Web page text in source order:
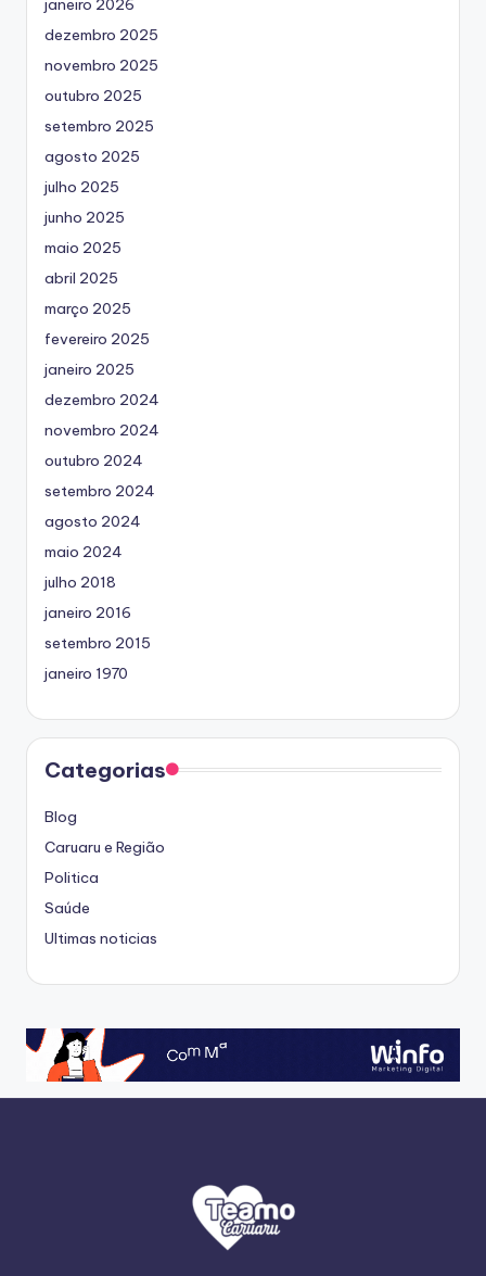
janeiro 2026
dezembro 2025
novembro 2025
outubro 2025
setembro 2025
agosto 2025
julho 2025
junho 2025
maio 2025
abril 2025
março 2025
fevereiro 2025
janeiro 2025
dezembro 2024
novembro 2024
outubro 2024
setembro 2024
agosto 2024
maio 2024
julho 2018
janeiro 2016
setembro 2015
janeiro 1970
Categorias
Blog
Caruaru e Região
Politica
Saúde
Ultimas noticias